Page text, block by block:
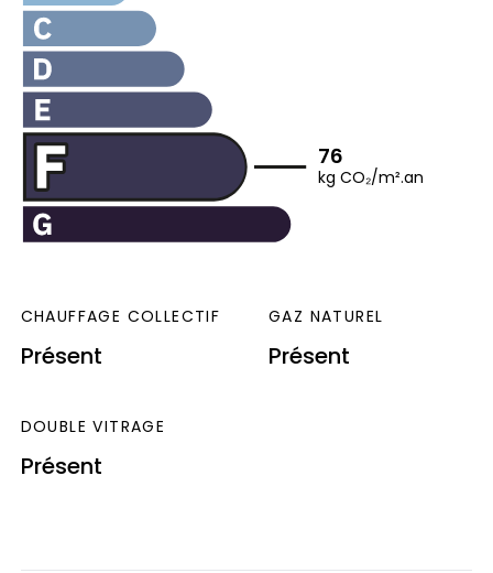
76
kg CO₂/m².an
CHAUFFAGE COLLECTIF
Présent
GAZ NATUREL
Présent
DOUBLE VITRAGE
Présent